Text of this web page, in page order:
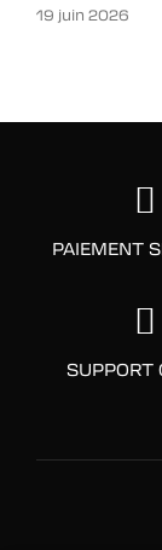
19 juin 2026
PAIEMENT
SUPPORT